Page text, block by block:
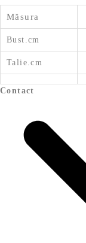
Măsura
Bust.cm
Talie.cm
Contact